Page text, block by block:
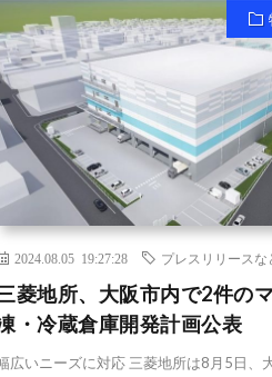
2024.08.05 19:27:28 プレスリリースな
菱地所、大阪市内で2件の
・冷蔵倉庫開発計画公表
広いニーズに対応 三菱地所は8月5日、